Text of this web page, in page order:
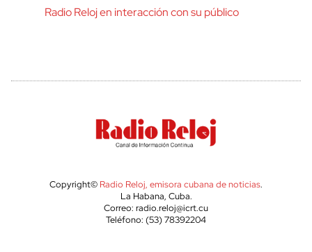
Radio Reloj en interacción con su público
Copyright© Radio Reloj, emisora cubana de noticias.
La Habana, Cuba.
Correo: radio.reloj@icrt.cu
Teléfono: (53) 78392204